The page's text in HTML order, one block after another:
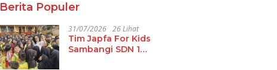
Berita Populer
31/07/2026 26 Lihat
Tim Japfa For Kids
Sambangi SDN 1